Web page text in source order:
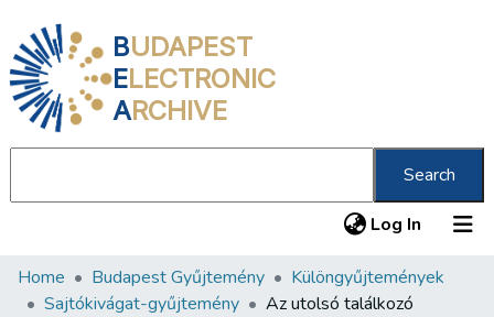
BUDAPEST
ELECTRONIC
ARCHIVE
Search
Log In (current)
Communities & Collections
Home Budapest Gyűjtemény
Különgyűjtemények
Sajtókivágat-gyűjtemény
Az utolsó találkozó